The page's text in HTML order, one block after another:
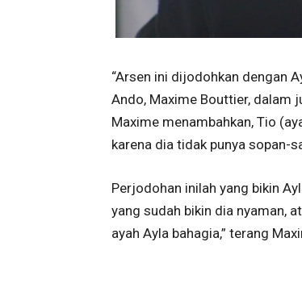
“Arsen ini dijodohkan dengan
Ando, Maxime Bouttier, dalam
Maxime menambahkan, Tio
karena dia tidak punya sopan-
Perjodohan inilah yang bikin
yang sudah bikin dia nyaman,
ayah Ayla bahagia,” terang